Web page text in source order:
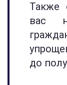
Также
вас
до